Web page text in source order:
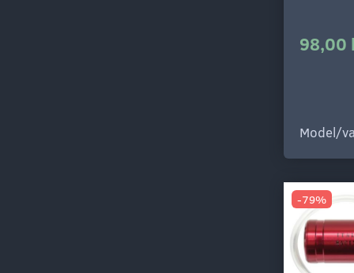
98,00
Model/
-79%